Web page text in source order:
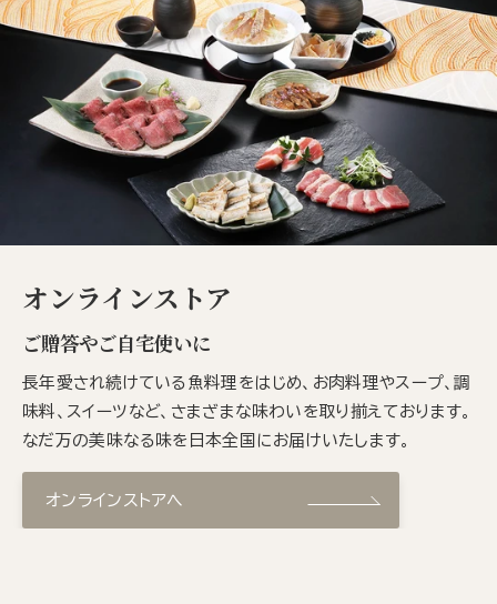
オンラインストア
ご贈答やご自宅使いに
長年愛され続けている魚料理をはじめ、お肉料理やスープ、調
味料、スイーツなど、さまざまな味わいを取り揃えております。
なだ万の美味なる味を日本全国にお届けいたします。
オンラインストアへ